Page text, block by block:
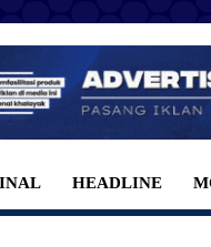
HEADLINE